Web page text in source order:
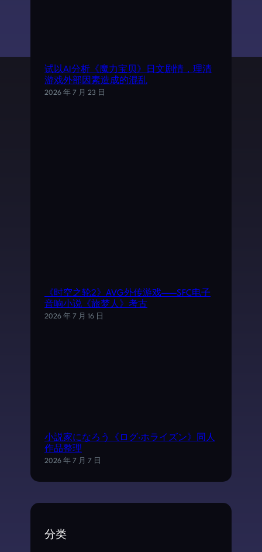
试以AI分析《魔力宝贝》日文剧情，理清
游戏外部因素造成的混乱
2026 年 7 月 23 日
《时空之轮2》AVG外传游戏——SFC电子
音响小说《旅梦人》考古
2026 年 7 月 16 日
小説家になろう《ログ·ホライズン》同人
作品整理
2026 年 7 月 7 日
分类